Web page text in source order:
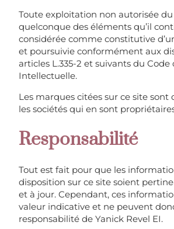
Toute exploitation non autorisée du
quelconque des éléments qu’il
considérée comme constitutive
et poursuivie conformément aux
articles L.335-2 et suivants du
Intellectuelle.
Les marques citées sur ce site sont
les sociétés qui en sont
Responsabilité
Tout est fait pour que les
disposition sur ce site soient
et à jour. Cependant, ces
valeur indicative et ne peuvent
responsabilité de Yanick Revel EI.